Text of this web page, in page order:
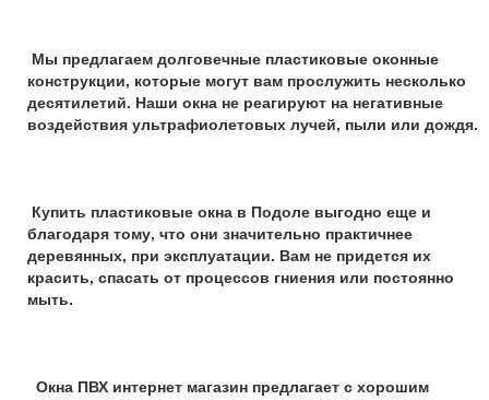
Мы предлагаем долговечные пластиковые оконные
конструкции, которые могут вам прослужить несколько
десятилетий. Наши окна не реагируют на негативные
воздействия ультрафиолетовых лучей, пыли или дождя.
Купить пластиковые окна в Подоле выгодно еще и
благодаря тому, что они значительно практичнее
деревянных, при эксплуатации. Вам не придется их
красить, спасать от процессов гниения или постоянно
мыть.
Окна ПВХ интернет магазин предлагает с хорошим